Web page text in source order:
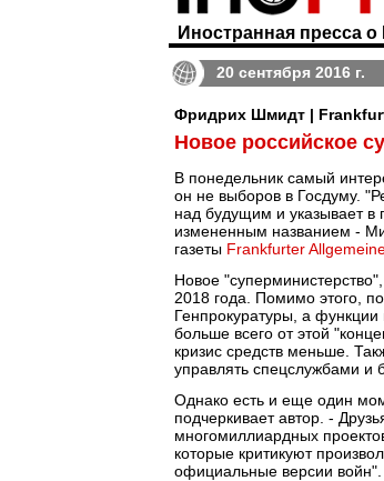
Иностранная пресса
20 сентября 2016 г.
Фридрих Шмидт |
Новое российское
В понедельник самый
он не выборов в Госдуму.
над будущим и указывает в
измененным названием -
газеты Frankfurter
Новое
2018 года. Помимо этого,
Генпрокуратуры, а
больше всего от этой
кризис средств меньше.
управлять спецслужбами и
Однако есть и еще один
подчеркивает автор. -
многомиллиардных
которые критикуют
официальные версии войн".